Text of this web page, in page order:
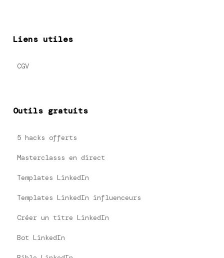
Liens utiles
CGV
Outils gratuits
5 hacks offerts
Masterclasss en direct
Templates LinkedIn
Templates LinkedIn influenceurs
Créer un titre LinkedIn
Bot LinkedIn